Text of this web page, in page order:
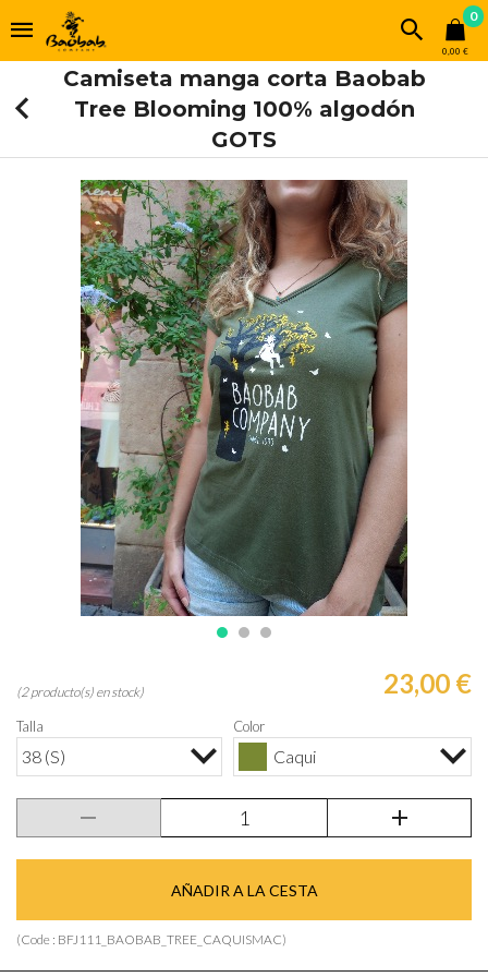
0
0,00 €
Camiseta manga corta Baobab
Tree Blooming 100% algodón
GOTS
(2 producto(s) en stock) 23,00 €
Talla
38 (S)
Color
Caqui
AÑADIR A LA CESTA
(Code : BFJ111_BAOBAB_TREE_CAQUISMAC)